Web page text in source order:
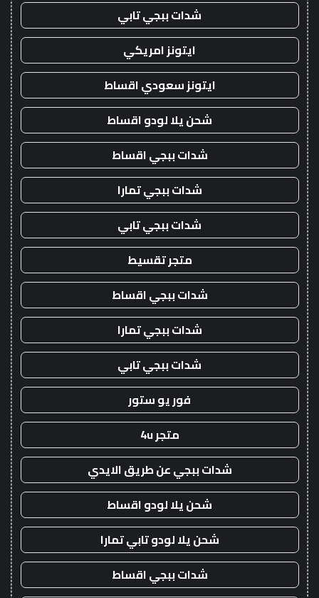
شدات ببجي تابي
ايتونز امريكي
ايتونز سعودي اقساط
شحن يلا لودو اقساط
شدات ببجي اقساط
شدات ببجي تمارا
شدات ببجي تابي
متجر تقسيط
شدات ببجي اقساط
شدات ببجي تمارا
شدات ببجي تابي
فور يو ستور
متجر 4u
شدات ببجي عن طريق الايدي
شحن يلا لودو اقساط
شحن يلا لودو تابي تمارا
شدات ببجي اقساط